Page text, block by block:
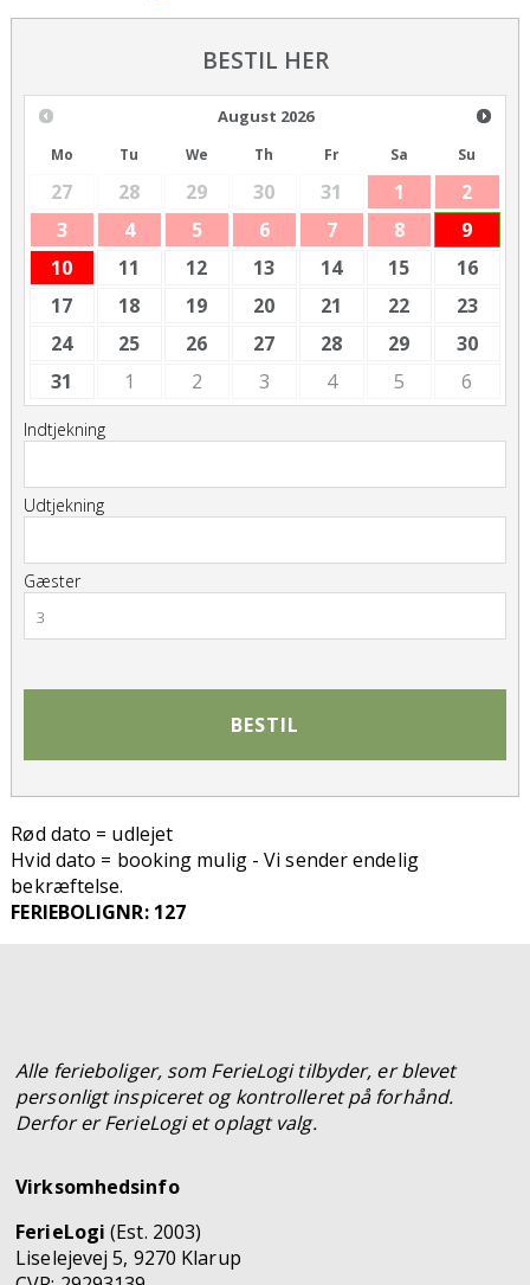
BESTIL HER
August 2026
Mo Tu We Th Fr Sa Su
27 28 29 30 31 1
2
3
4 5 6 7 8
9
10
11 12 13 14 15
16
17
18 19 20 21 22
23
24
25 26 27 28 29
30
31
1 2 3 4 5 6
Indtjekning
Udtjekning
Gæster
3
BESTIL
Rød dato = udlejet
Hvid dato = booking mulig - Vi sender endelig
bekræftelse.
FERIEBOLIGNR: 127
Alle ferieboliger, som FerieLogi tilbyder, er blevet
personligt inspiceret og kontrolleret på forhånd.
Derfor er FerieLogi et oplagt valg.
Virksomhedsinfo
FerieLogi(Est. 2003)
Liselejevej 5, 9270 Klarup